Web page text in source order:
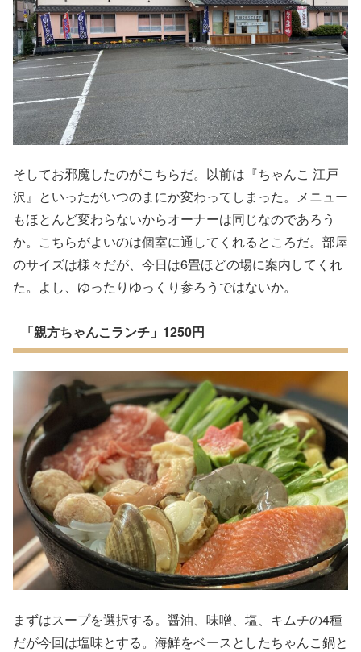
そしてお邪魔したのがこちらだ。以前は『ちゃんこ 江戸
沢』といったがいつのまにか変わってしまった。メニュー
もほとんど変わらないからオーナーは同じなのであろう
か。こちらがよいのは個室に通してくれるところだ。部屋
のサイズは様々だが、今日は6畳ほどの場に案内してくれ
た。よし、ゆったりゆっくり参ろうではないか。
「親方ちゃんこランチ」1250円
まずはスープを選択する。醤油、味噌、塩、キムチの4種
だが今回は塩味とする。海鮮をベースとしたちゃんこ鍋と